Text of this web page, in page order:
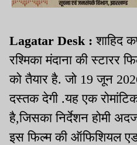
Lagatar Desk : शाहिद
रश्मिका मंदाना की स्टारर
को तैयार है. जो 19 जून
दस्तक देगी .यह एक
है,जिसका निर्देशन होमी
इस फिल्म की ऑफिशियल